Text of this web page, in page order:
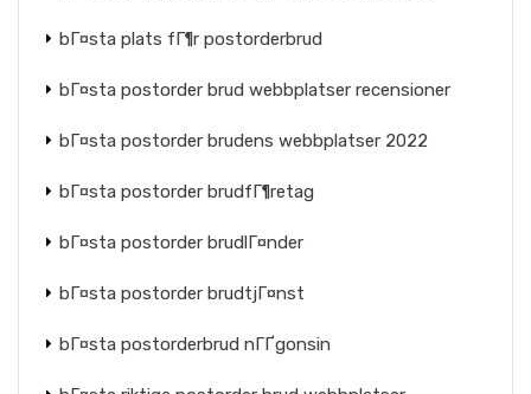
bГ¤sta plats fГ¶r postorderbrud
bГ¤sta postorder brud webbplatser recensioner
bГ¤sta postorder brudens webbplatser 2022
bГ¤sta postorder brudfГ¶retag
bГ¤sta postorder brudlГ¤nder
bГ¤sta postorder brudtjГ¤nst
bГ¤sta postorderbrud nГҐgonsin